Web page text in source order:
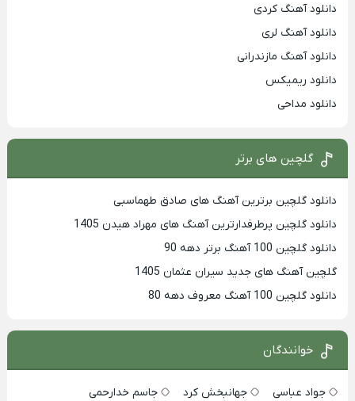
دانلود آهنگ کردی
دانلود آهنگ لری
دانلود آهنگ مازندرانی
دانلود ریمیکس
دانلود مداحی
گلچین های برتر
دانلود گلچین برترین آهنگ های صادق طهماسبی
دانلود گلچین پرطرفدارترین آهنگ های مهراد هیدن 1405
دانلود گلچین 100 آهنگ برتر دهه 90
گلچین آهنگ های جدید سیران عثمان 1405
دانلود گلچین 100 آهنگ معروف دهه 80
خوانندگان
جواد عباسی جهانبخش کرد
جاسم خدارحمی